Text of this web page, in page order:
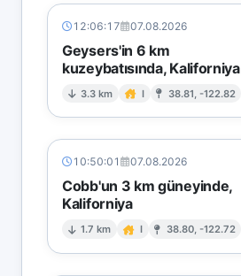
12:06:17 07.08.2026
Geysers'in 6 km
kuzeybatısında, Kaliforniya
3.3 km I 38.81, -122.82
10:50:01 07.08.2026
Cobb'un 3 km güneyinde,
Kaliforniya
1.7 km I 38.80, -122.72